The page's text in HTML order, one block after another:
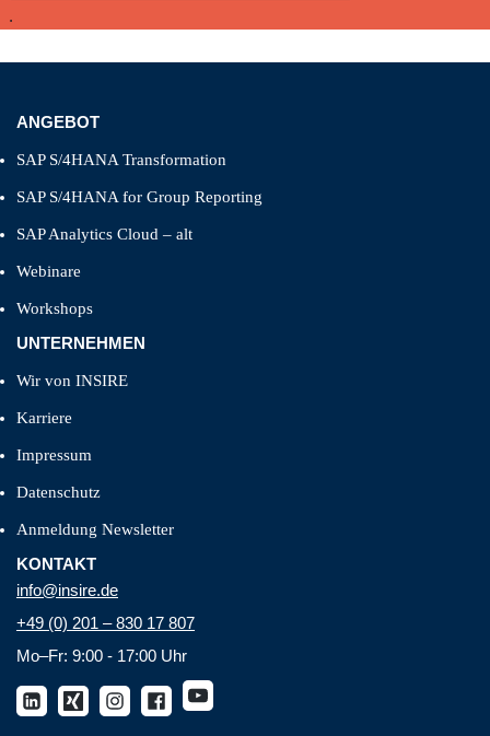
.
ANGEBOT
SAP S/4HANA Transformation
SAP S/4HANA for Group Reporting
SAP Analytics Cloud – alt
Webinare
Workshops
UNTERNEHMEN
Wir von INSIRE
Karriere
Impressum
Datenschutz
Anmeldung Newsletter
KONTAKT
info@insire.de
+49 (0) 201 – 830 17 807
Mo–Fr: 9:00 - 17:00 Uhr